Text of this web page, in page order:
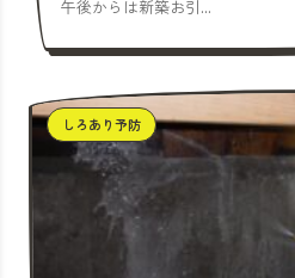
午後からは新築お引...
しろあり予防